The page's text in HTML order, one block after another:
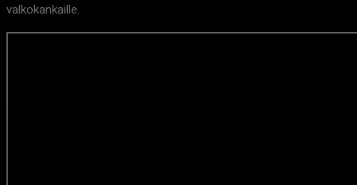
valkokankaille.